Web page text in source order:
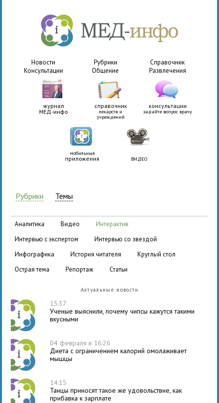
Новости Рубрики
Справочник
Консультации
Общение Развлечения
журнал
МЕД-инфо
справочник
лекарств и
учреждений
консультации
задайте вопрос врачу
мобильные
приложения ВИДЕО
Рубрики Темы
аналитика видео
интерактив
интервью с экспертом
интервью со звездой
инфографика
история читателя
круглый стол
острая тема
репортаж статьи
Актуальные новости
15:37
Ученые выяснили, почему чипсы кажутся такими
вкусными
04 февраля в 16:26
Диета с ограничением калорий омолаживает
мышцы
14:15
Танцы приносят такое же удовольствие, как
прибавка к зарплате